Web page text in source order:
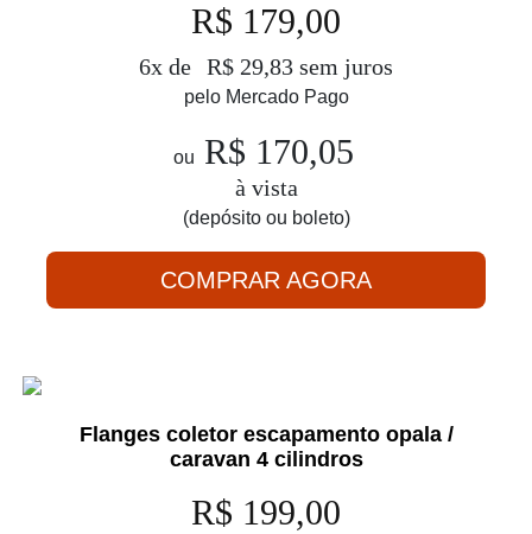
R$ 179,00
6x de R$ 29,83 sem juros
pelo Mercado Pago
ou R$ 170,05
à vista
(depósito ou boleto)
COMPRAR AGORA
Flanges coletor escapamento opala /
caravan 4 cilindros
R$ 199,00